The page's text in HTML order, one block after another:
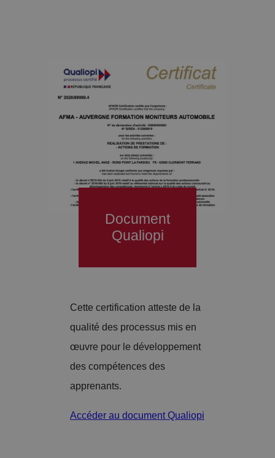
Document
Qualiopi
Cette certification atteste de la
qualité des processus mis en
œuvre pour le développement
des compétences des
apprenants.
Accéder au document Qualiopi